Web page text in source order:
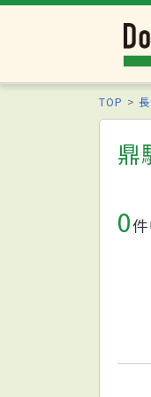
TOP
鼎
0